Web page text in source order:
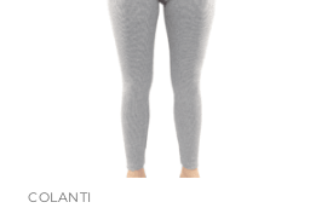
COLANTI